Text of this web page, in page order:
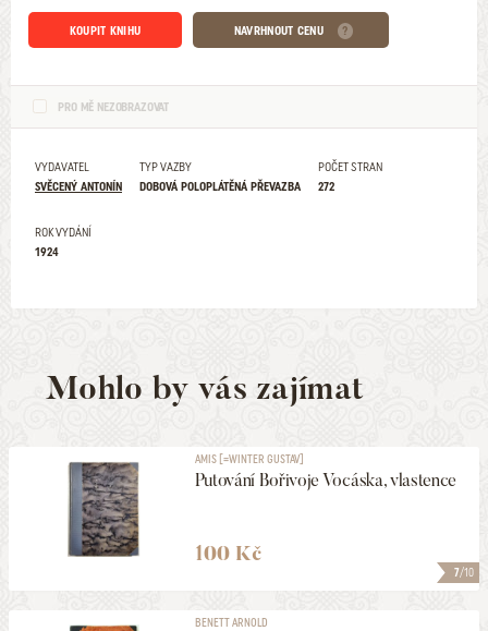
KOUPIT KNIHU NAVRHNOUT CENU
PRO MĚ NEZOBRAZOVAT
VYDAVATEL
SVĚCENÝ ANTONÍN
TYP VAZBY
DOBOVÁ POLOPLÁTĚNÁ PŘEVAZBA
POČET STRAN
272
ROK VYDÁNÍ
1924
Mohlo by vás zajímat
7/10
AMIS [=WINTER GUSTAV]
Putování Bořivoje Vocáska, vlastence
100 Kč
BENETT ARNOLD